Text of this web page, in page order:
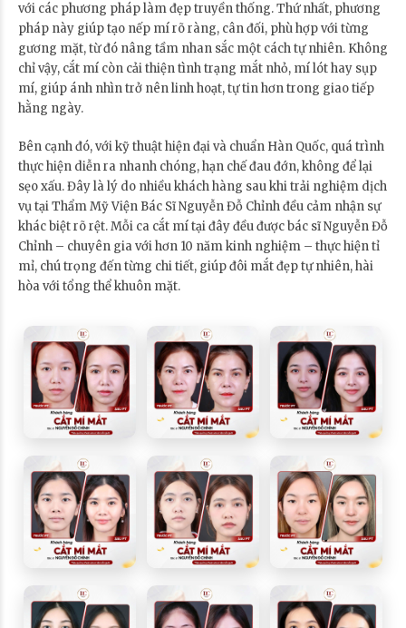
với các phương pháp làm đẹp truyền thống. Thứ nhất, phương
pháp này giúp tạo nếp mí rõ ràng, cân đối, phù hợp với từng
gương mặt, từ đó nâng tầm nhan sắc một cách tự nhiên. Không
chỉ vậy, cắt mí còn cải thiện tình trạng mắt nhỏ, mí lót hay sụp
mí, giúp ánh nhìn trở nên linh hoạt, tự tin hơn trong giao tiếp
hằng ngày.
Bên cạnh đó, với kỹ thuật hiện đại và chuẩn Hàn Quốc, quá trình
thực hiện diễn ra nhanh chóng, hạn chế đau đớn, không để lại
sẹo xấu. Đây là lý do nhiều khách hàng sau khi trải nghiệm dịch
vụ tại Thẩm Mỹ Viện Bác Sĩ Nguyễn Đỗ Chỉnh đều cảm nhận sự
khác biệt rõ rệt. Mỗi ca cắt mí tại đây đều được bác sĩ Nguyễn Đỗ
Chỉnh – chuyên gia với hơn 10 năm kinh nghiệm – thực hiện tỉ
mỉ, chú trọng đến từng chi tiết, giúp đôi mắt đẹp tự nhiên, hài
hòa với tổng thể khuôn mặt.